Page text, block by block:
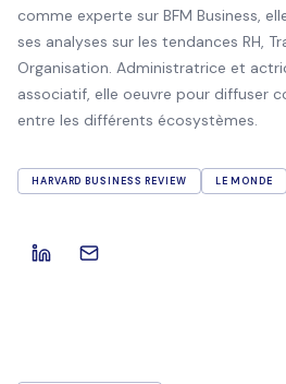
comme experte sur BFM Business,
ses analyses sur les tendances RH,
Organisation. Administratrice et
associatif, elle oeuvre pour diffuser
entre les différents écosystèmes.
HARVARD BUSINESS REVIEW LE MONDE